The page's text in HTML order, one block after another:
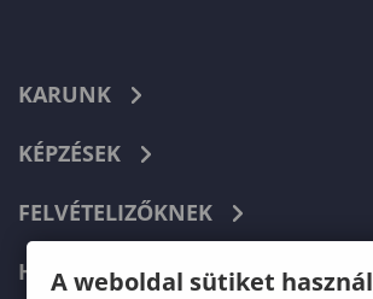
KARUNK
KÉPZÉSEK
FELVÉTELIZŐKNEK
HALLGATÓKNAK
A weboldal sütiket használ